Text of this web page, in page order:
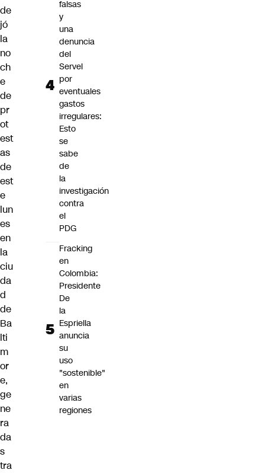
de
jó
la
no
ch
e
de
pr
ot
est
as
de
est
e
lun
es
en
la
ciu
da
d
de
Ba
lti
m
or
e,
ge
ne
ra
da
s
tra
falsas
y
una
denuncia
del
Servel
por
eventuales
gastos
irregulares:
Esto
se
sabe
de
la
investigación
contra
el
PDG
Fracking
en
Colombia:
Presidente
De
la
Espriella
anuncia
su
uso
"sostenible"
en
varias
regiones